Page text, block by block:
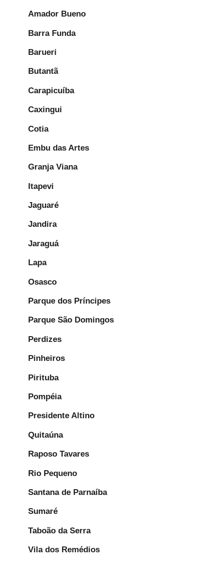
Amador Bueno
Barra Funda
Barueri
Butantã
Carapicuíba
Caxingui
Cotia
Embu das Artes
Granja Viana
Itapevi
Jaguaré
Jandira
Jaraguá
Lapa
Osasco
Parque dos Príncipes
Parque São Domingos
Perdizes
Pinheiros
Pirituba
Pompéia
Presidente Altino
Quitaúna
Raposo Tavares
Rio Pequeno
Santana de Parnaíba
Sumaré
Taboão da Serra
Vila dos Remédios